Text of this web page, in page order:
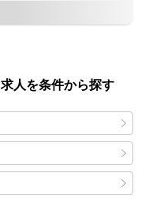
人を条件から探す